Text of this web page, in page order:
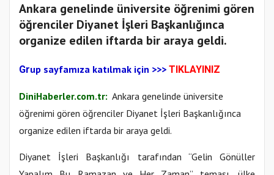
Ankara genelinde üniversite öğrenimi gören
öğrenciler Diyanet İşleri Başkanlığınca
organize edilen iftarda bir araya geldi.
Grup sayfamıza katılmak için >>> TIKLAYINIZ
DiniHaberler.com.tr: Ankara genelinde üniversite
öğrenimi gören öğrenciler Diyanet İşleri Başkanlığınca
organize edilen iftarda bir araya geldi.
Diyanet İşleri Başkanlığı tarafından “Gelin Gönüller